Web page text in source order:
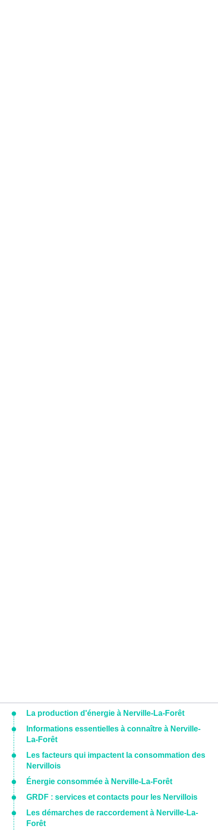
La production d'énergie à Nerville-La-Forêt
Informations essentielles à connaître à Nerville-
La-Forêt
Les facteurs qui impactent la consommation des
Nervillois
Énergie consommée à Nerville-La-Forêt
GRDF : services et contacts pour les Nervillois
Les démarches de raccordement à Nerville-La-
Forêt